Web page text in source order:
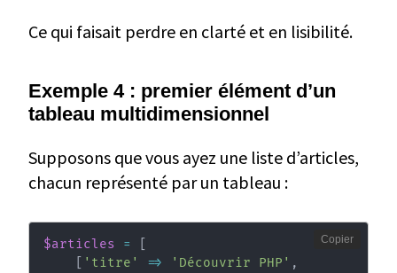
Ce qui faisait perdre en clarté et en lisibilité.
Exemple 4 : premier élément d’un
tableau multidimensionnel
Supposons que vous ayez une liste d’articles,
chacun représenté par un tableau :
$articles =
'titre' => 'Découvrir PHP' ,
Copier